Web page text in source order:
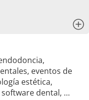
eventos de
estética,
dental, …